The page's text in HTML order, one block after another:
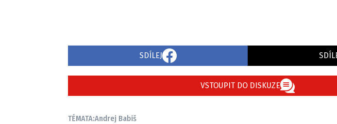
SDÍLEJ
VSTOUPIT DO DISKUZE
TÉMATA:Andrej Babiš